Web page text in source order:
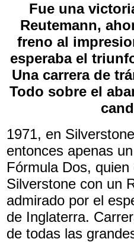
Fue una
Reutemann,
freno al
esperaba el
Una carrera de
Todo sobre el
1971, en
entonces apenas
Fórmula Dos,
Silverstone con un
admirado por el
de Inglaterra.
de todas las